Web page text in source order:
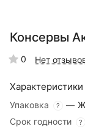
Консервы
0 Нет
Характеристики
Упаковка ? —
Срок годности
?